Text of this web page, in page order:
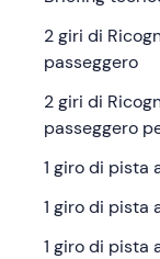
Ti aspetterò
Autodromo di
pilotaper questa
braccia (e
Inizieremo con
servizio da
circuito seguiti
servizio da
2 giri di
passeggero
2 giri di
passeggero
1 giro di pista
1 giro di pista
1 giro di pista